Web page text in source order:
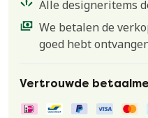
Alle designeritems
We betalen de
goed hebt
Vertrouwde